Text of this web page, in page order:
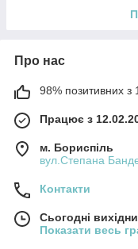
Про нас
98% позитивних з
Працює з
м. Бориспіль
вул.Степана
Контакти
Сьогодні
Показати весь